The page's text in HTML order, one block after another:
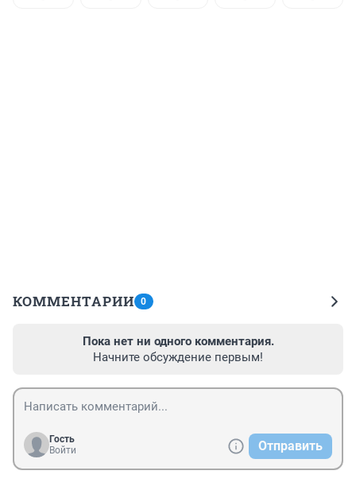
КОММЕНТАРИИ 0
Пока нет ни одного комментария.
Начните обсуждение первым!
Гость
Войти
Отправить